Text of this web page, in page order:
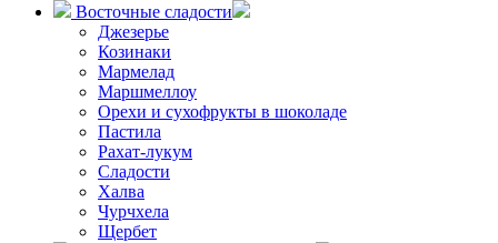
Восточные сладости
Джезерье
Козинаки
Мармелад
Маршмеллоу
Орехи и сухофрукты в шоколаде
Пастила
Рахат-лукум
Сладости
Халва
Чурчхела
Щербет